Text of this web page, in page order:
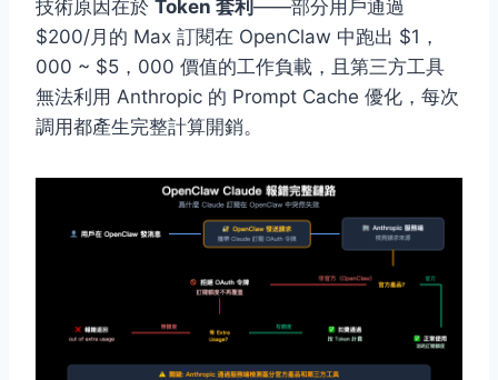
技術原因在於 Token 套利 ——部分用戶通過
$200/月的 Max 訂閱在 OpenClaw 中跑出 $1，
000 ~ $5，000 價值的工作負載，且第三方工具
無法利用 Anthropic 的 Prompt Cache 優化，每次
調用都產生完整計算開銷。